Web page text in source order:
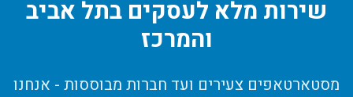
שירות מלא לעסקים בתל אביב
והמרכז
מסטארטאפים צעירים ועד חברות מבוססות - אנחנו